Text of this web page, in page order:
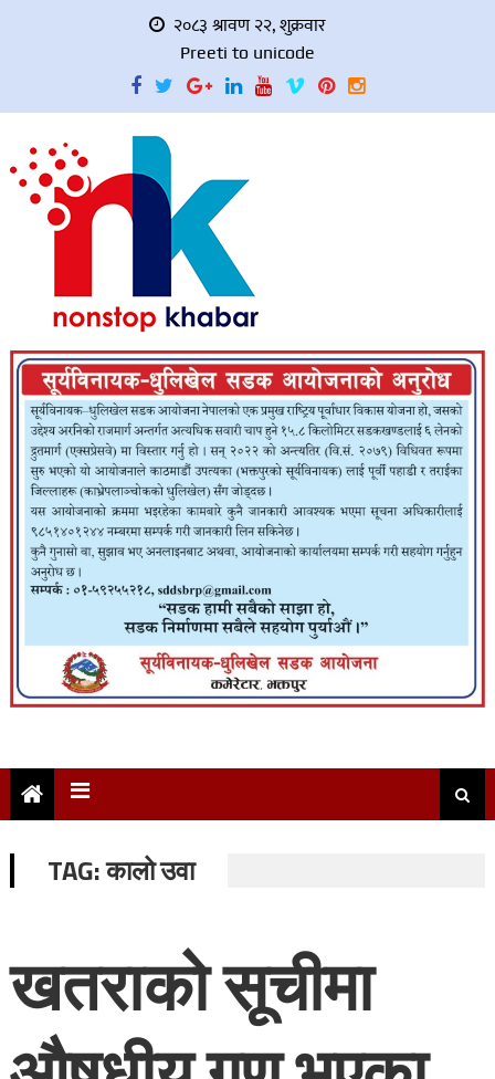
२०८३ श्रावण २२, शुक्रवार
Preeti to unicode
TAG:कालो उवा
खतराको सूचीमा